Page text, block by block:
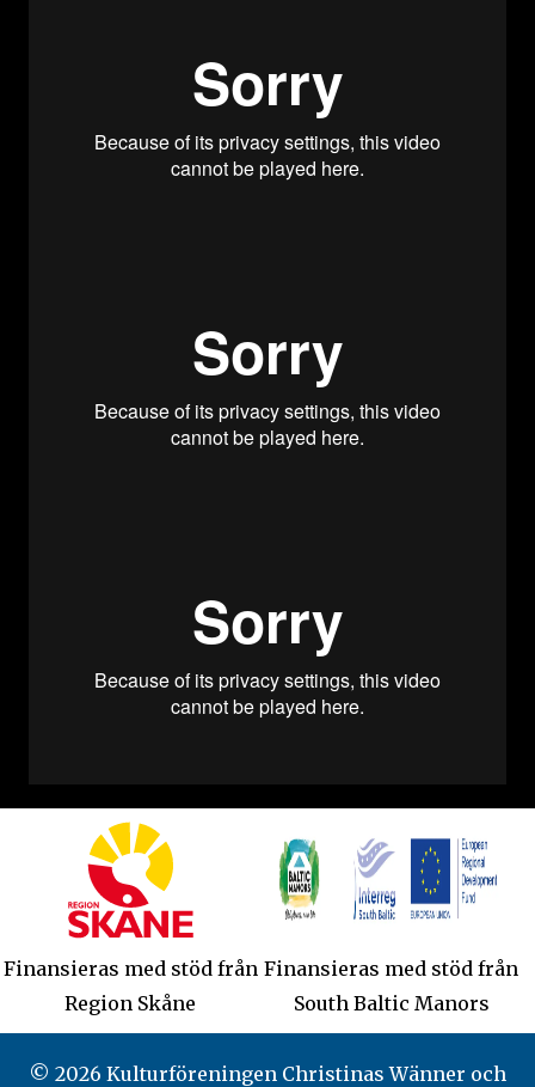
Finansieras med stöd från
Region Skåne
Finansieras med stöd från
South Baltic Manors
© 2026 Kulturföreningen Christinas Wänner och